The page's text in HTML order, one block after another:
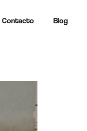
Contacto Blog